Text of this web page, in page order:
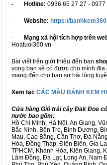
- Hotline: 0936 65 27 27 -
- Website: https://
- Mạng xã hội tích hợp trên
Hoatuoi360.vn
Bài viết trên giới thiệu đến bạn
vọng bạn sẽ có được cho mình
mang đến cho bạn sự hài lòng
Xem tại: CÁC MẪU BÁNH KEM
Cửa hàng Giỏ trái cây Đak Đoa
nước bao gồm:
Hồ Chí Minh, Hà Nội, An Giang,
Bắc Ninh, Bến Tre, Bình Dương,
Mau, Cao Bằng, Cần Thơ, Đà
Hòa, Đồng Tháp, Điện Biên, Gia
TPHCM, Khánh Hòa, Kiên Giang,
Lâm Đồng, Đà Lạt, Long An, Nam